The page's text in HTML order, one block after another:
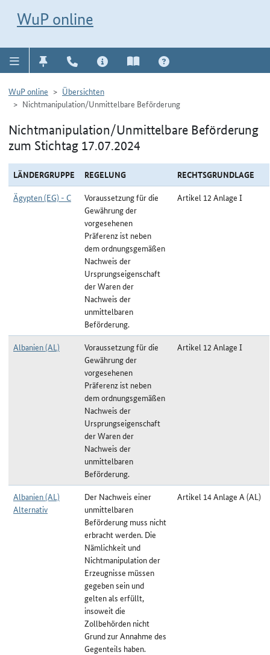
WuP online
WuP online
Übersichten
Nichtmanipulation/Unmittelbare Beförderung
Nichtmanipulation/Unmittelbare Beförderung
zum Stichtag 17.07.2024
LÄNDERGRUPPE REGELUNG
RECHTSGRUNDLAGE
Ägypten (EG) - C
Voraussetzung für die
Gewährung der
vorgesehenen
Präferenz ist neben
dem ordnungsgemäßen
Nachweis der
Ursprungseigenschaft
der Waren der
Nachweis der
unmittelbaren
Beförderung.
Artikel 12 Anlage I
Albanien (AL)
Voraussetzung für die
Gewährung der
vorgesehenen
Präferenz ist neben
dem ordnungsgemäßen
Nachweis der
Ursprungseigenschaft
der Waren der
Nachweis der
unmittelbaren
Beförderung.
Artikel 12 Anlage I
Albanien (AL)
Alternativ
Der Nachweis einer
unmittelbaren
Beförderung muss nicht
erbracht werden. Die
Nämlichkeit und
Nichtmanipulation der
Erzeugnisse müssen
gegeben sein und
gelten als erfüllt,
insoweit die
Zollbehörden nicht
Grund zur Annahme des
Gegenteils haben.
Artikel 14 Anlage A (AL)